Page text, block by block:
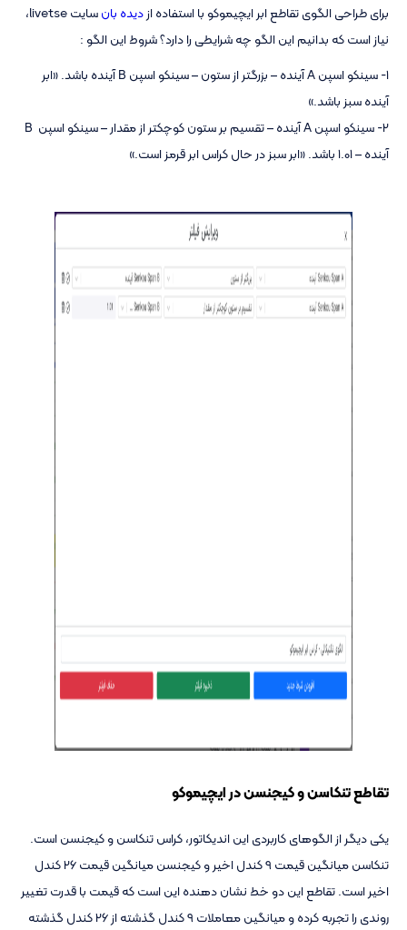
برای طراحی الگوی تقاطع ابر ایچیموکو با استفاده ازدیده بان
سایت livetse،
نیاز است که بدانیم این الگو چه شرایطی را دارد؟ شروط این الگو :
1- سینکو اسپن A آینده – بزرگتر از ستون – سینکو اسپن B آینده باشد. «ابر
آینده سبز باشد.»
2- سینکو اسپن A آینده – تقسیم بر ستون کوچکتر از مقدار – سینکو اسپن B
آینده – 1.01 باشد. «ابر سبز در حال کراس ابر قرمز است.»
تقاطع تنکاسن و کیجنسن در ایچیموکو
یکی دیگر از الگوهای کاربردی این اندیکاتور، کراس تنکاسن و کیجنسن است.
تنکاسن میانگین قیمت 9 کندل اخیر و کیجنسن میانگین قیمت 26 کندل
اخیر است. تقاطع این دو خط نشان دهنده این است که قیمت با قدرت تغییر
روندی را تجربه کرده و میانگین معاملات 9 کندل گذشته از 26 کندل گذشته